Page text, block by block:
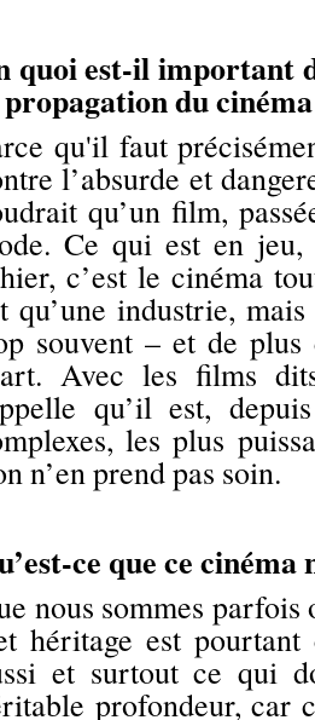
quoi est-il important
du
qu'il faut
l’absurde et
qu’un film,
Ce qui est en jeu,
c’est le cinéma
qu’une industrie,
souvent – et de
Avec les films
qu’il est,
les plus
n’en prend pas soin.
ce que ce
nous sommes
héritage est
et surtout ce qui
profondeur, car